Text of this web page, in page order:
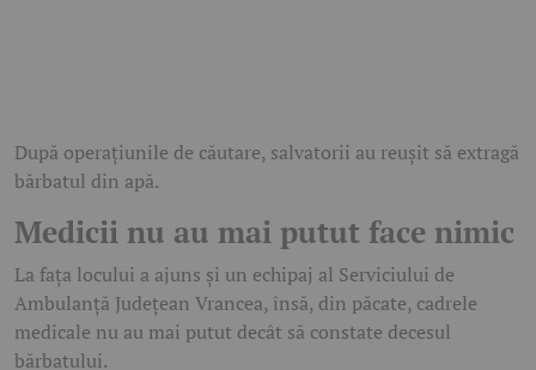
După operațiunile de căutare, salvatorii au reușit să extragă
bărbatul din apă.
Medicii nu au mai putut face nimic
La fața locului a ajuns și un echipaj al Serviciului de
Ambulanță Județean Vrancea, însă, din păcate, cadrele
medicale nu au mai putut decât să constate decesul
bărbatului.